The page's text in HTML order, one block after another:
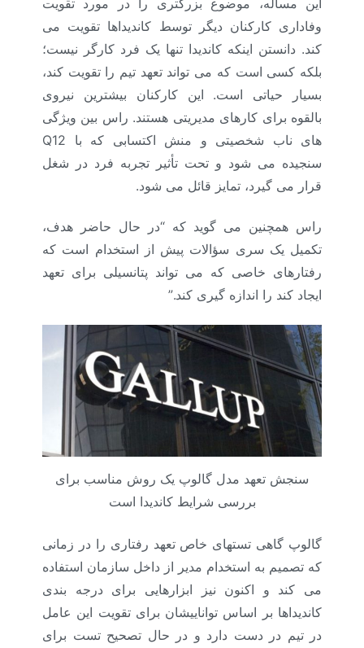
وفاداری کارکنان دیگر توسط کاندیداها تقویت می
کند. دانستن اینکه کاندیدا تنها یک فرد کارگر نیست؛
بلکه کسی است که می تواند تعهد تیم را تقویت کند،
بسیار حیاتی است. این کارکنان بیشترین نیروی
بالقوه برای کارهای مدیریتی هستند. راس بین ویژگی
های ناب شخصیتی و منش اکتسابی که با Q12
سنجیده می شود و تحت تأثیر تجربه فرد در شغل
قرار می گیرد، تمایز قائل می شود.
راس همچنین می گوید که “در حال حاضر هدف،
تکمیل یک سری سؤالات پیش از استخدام است که
رفتارهای خاصی که می تواند پتانسیلی برای تعهد
ایجاد کند را اندازه گیری کند.”
سنجش تعهد مدل گالوپ یک روش مناسب برای
بررسی شرایط کاندیدا است
گالوپ گاهی تستهای خاص تعهد رفتاری را در زمانی
که تصمیم به استخدام مدیر از داخل سازمان استفاده
می کند و اکنون نیز ابزارهایی برای درجه بندی
کاندیداها بر اساس تواناییشان برای تقویت این عامل
در تیم در دست دارد و در حال تصحیح تست برای